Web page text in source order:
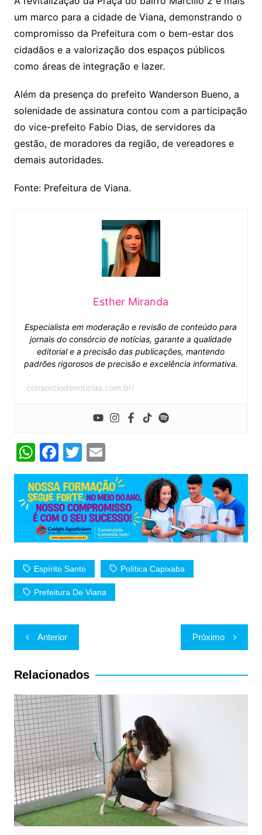
um marco para a cidade de Viana, demonstrando o
compromisso da Prefeitura com o bem-estar dos
cidadãos e a valorização dos espaços públicos
como áreas de integração e lazer.
Além da presença do prefeito Wanderson Bueno, a
solenidade de assinatura contou com a participação
do vice-prefeito Fabio Dias, de servidores da
gestão, de moradores da região, de vereadores e
demais autoridades.
Fonte: Prefeitura de Viana.
Esther Miranda
Especialista em moderação e revisão de conteúdo para
jornais do consórcio de notícias, garante a qualidade
editorial e a precisão das publicações, mantendo
padrões rigorosos de precisão e excelência informativa.
consorciodenoticias.com.br/
W
h
at
s
A
p
p
F
a
c
e
b
o
o
k
T
w
itt
er
E
m
ai
l
Espírito Santo Política Capixaba
Prefeitura De Viana
Navegação
de
Post
Anterior Próximo
Relacionados